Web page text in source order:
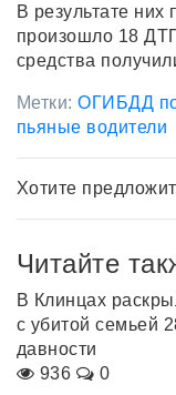
В результате них
произошло 18
средства
Метки:ОГИБДД
пьяные водители
Хотите
Читайте
В Клинцах
с убитой семьей
давности
936
0